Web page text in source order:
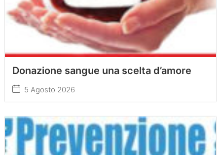
Donazione sangue una scelta d’amore
5 Agosto 2026